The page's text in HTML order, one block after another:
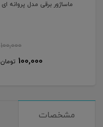
ماساژور برقی مدل پروانه ای
100,000
100,000 تومان
مشخصات